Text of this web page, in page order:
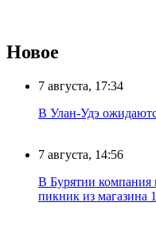
Новое
7 августа, 17:34
В Улан-Удэ
7 августа, 14:56
В Бурятии компания
пикник из магазина